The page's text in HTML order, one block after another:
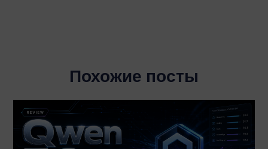
Похожие посты